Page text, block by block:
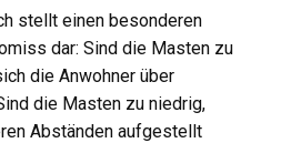
stellt einen besonderen
dar: Sind die Masten zu
die Anwohner über
die Masten zu niedrig,
Abständen aufgestellt